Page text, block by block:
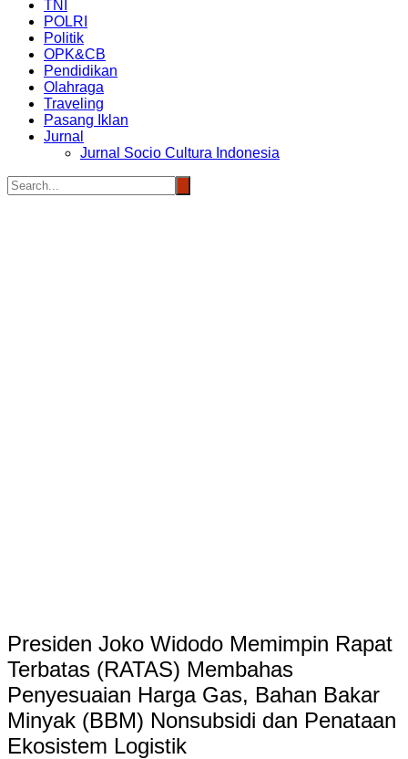
TNI
POLRI
Politik
OPK&CB
Pendidikan
Olahraga
Traveling
Pasang Iklan
Jurnal
Jurnal Socio Cultura Indonesia
Presiden Joko Widodo Memimpin Rapat
Terbatas (RATAS) Membahas
Penyesuaian Harga Gas, Bahan Bakar
Minyak (BBM) Nonsubsidi dan Penataan
Ekosistem Logistik